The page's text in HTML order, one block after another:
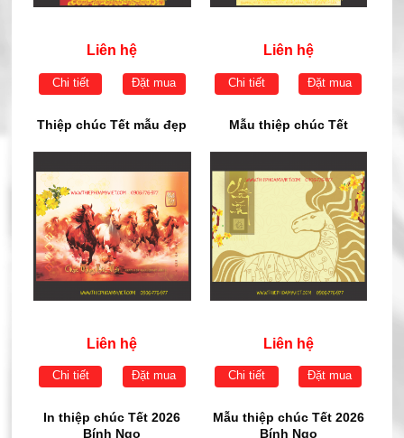
Liên hệ
Chi tiết Đặt mua
Liên hệ
Chi tiết Đặt mua
Thiệp chúc Tết mẫu đẹp
Liên hệ
Chi tiết Đặt mua
Mẫu thiệp chúc Tết
Liên hệ
Chi tiết Đặt mua
In thiệp chúc Tết 2026
Bính Ngọ
Mẫu thiệp chúc Tết 2026
Bính Ngọ